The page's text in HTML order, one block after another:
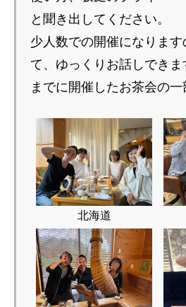
と聞き出してください。
少人数での開催になりま
て、ゆっくりお話しでき
までに開催したお茶会の一
北海道